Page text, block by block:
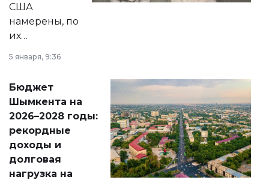
США
намерены, по
их
принести
народу
Венесуэлы.
5 января, 9:36
Бюджет
Шымкента на
2026–2028 годы:
рекордные
доходы и
долговая
нагрузка на